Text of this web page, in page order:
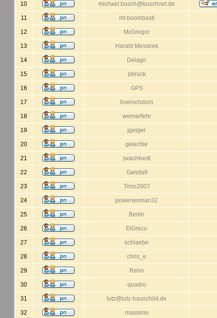
10 michael.busch@buschnet.de
11 mr.boombasti
12 McGregor
13 Harald Messirek
14 Delago
15 pbruck
16 GPS
17 hoerschdom
18 wernerfehr
19 jgeiger
20 gkiechle
21 jwachtveitl
22 Gandalf
23 Timo2007
24 powerwoman32
25 Berlin
26 ElGreco
27 schlaebe
28 chris_e
29 Rehn
30 quadro
31 lutz@lutz-hauschild.de
32 massimo